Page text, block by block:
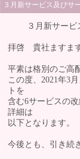
３月新サービス及びサ
３月新サービス
拝啓 貴社ますま
平素は格別のご高
この度、2021年3
トを
含む6サービスの
詳細は
以下となります。
今後とも、引き続